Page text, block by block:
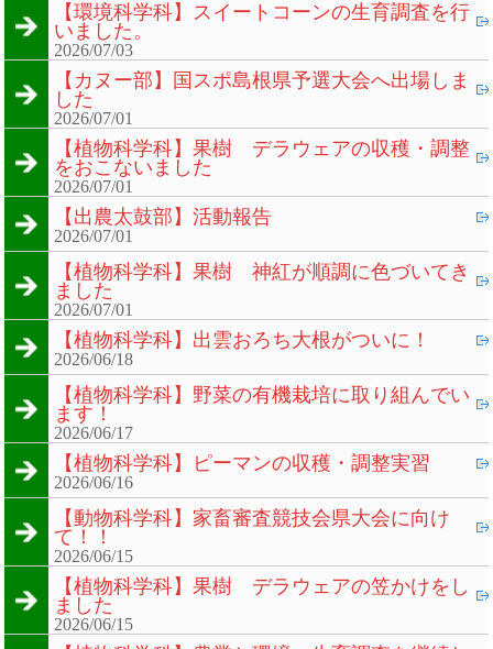
【環境科学科】スイートコーンの生育調査を行
いました。
2026/07/03
【カヌー部】国スポ島根県予選大会へ出場しま
した
2026/07/01
【植物科学科】果樹 デラウェアの収穫・調整
をおこないました
2026/07/01
【出農太鼓部】活動報告
2026/07/01
【植物科学科】果樹 神紅が順調に色づいてき
ました
2026/07/01
【植物科学科】出雲おろち大根がついに！
2026/06/18
【植物科学科】野菜の有機栽培に取り組んでい
ます！
2026/06/17
【植物科学科】ピーマンの収穫・調整実習
2026/06/16
【動物科学科】家畜審査競技会県大会に向け
て！！
2026/06/15
【植物科学科】果樹 デラウェアの笠かけをし
ました
2026/06/15